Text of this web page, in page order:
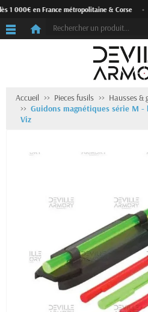
1 000€ en France métropolitaine & Corse
Accueil Pieces fusils
Hausses &
Guidons magnétiques série M -
Viz